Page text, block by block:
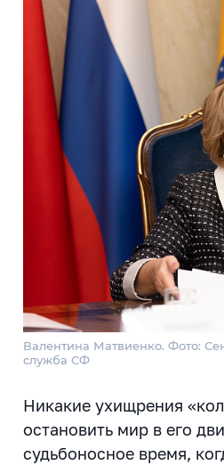
Валентина Матвиенко. Фото:
служба СФ
Никакие ухищрения
остановить мир в его
судьбоносное время,